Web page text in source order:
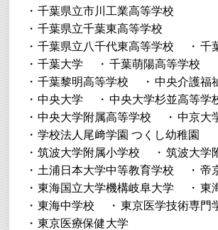
千葉県立市川工業高等学校
千葉県立千葉東高等学校
千葉県立八千代東高等学校
千
千葉大学
千葉萌陽高等学校
千葉黎明高等学校
中央介護福
中央大学
中央大学杉並高等学
中央大学附属高等学校
中京大
学校法人尾﨑学園 つくし幼稚園
筑波大学附属小学校
筑波大学
土浦日本大学中等教育学校
帝
東海国立大学機構岐阜大学
東
東海中学校
東京医学技術専門
東京医療保健大学